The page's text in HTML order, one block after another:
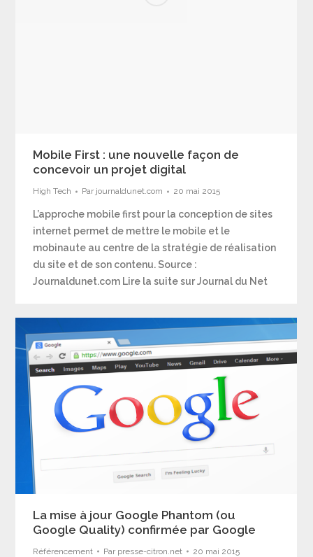
Mobile First : une nouvelle façon de
concevoir un projet digital
High Tech Par journaldunet.com 20 mai 2015
L’approche mobile first pour la conception de sites
internet permet de mettre le mobile et le
mobinaute au centre de la stratégie de réalisation
du site et de son contenu. Source :
Journaldunet.com Lire la suite sur Journal du Net
La mise à jour Google Phantom (ou
Google Quality) confirmée par Google
Référencement Par presse-citron.net 20 mai 2015